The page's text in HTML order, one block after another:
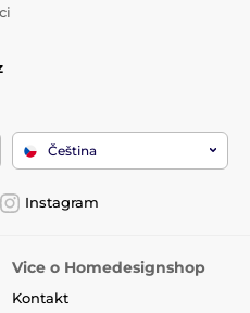
Čeština
Instagram
Vice o Homedesignshop
Kontakt